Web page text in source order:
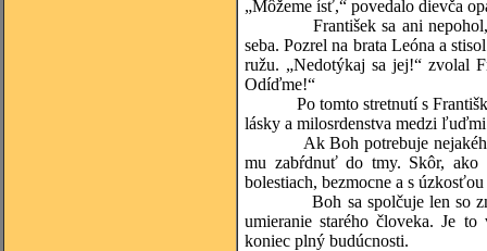
„Môžeme ísť,“ povedalo dievča
František sa ani nepohol, oči
seba. Pozrel na brata Leóna a
ružu. „Nedotýkaj sa jej!“ zvolal
Odíďme!“
Po tomto stretnutí s
lásky a milosrdenstva medzi
Ak Boh potrebuje nejakého
mu zabŕdnuť do tmy. Skôr,
bolestiach, bezmocne a s
Boh sa spolčuje len so
umieranie starého človeka. Je
koniec plný budúcnosti.